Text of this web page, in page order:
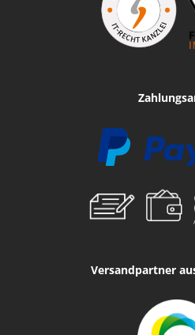
Versandpartner